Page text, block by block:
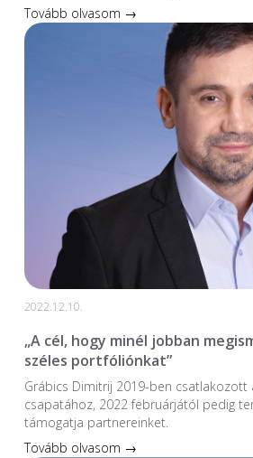
Tovább olvasom →
2022.12.10.
„A cél, hogy minél jobban
széles portfóliónkat”
Grábics Dimitrij 2019-ben csatlakozott
csapatához, 2022 februárjától pedig
támogatja partnereinket.
Tovább olvasom →